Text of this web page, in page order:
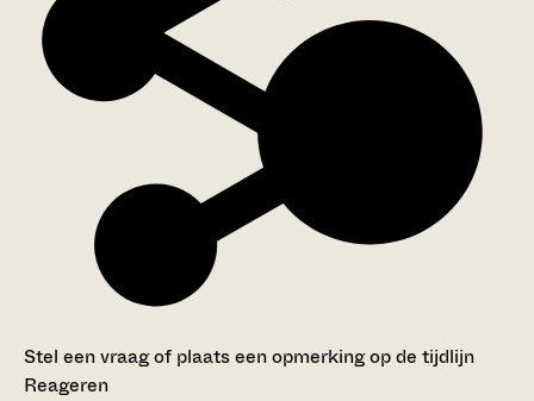
Stel een vraag of plaats een opmerking op de tijdlijn
Reageren